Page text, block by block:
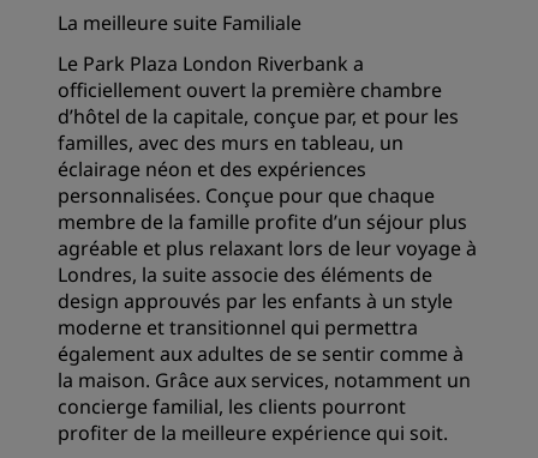
La meilleure suite Familiale
Le Park Plaza London Riverbank a
officiellement ouvert la première chambre
d’hôtel de la capitale, conçue par, et pour les
familles, avec des murs en tableau, un
éclairage néon et des expériences
personnalisées. Conçue pour que chaque
membre de la famille profite d’un séjour plus
agréable et plus relaxant lors de leur voyage à
Londres, la suite associe des éléments de
design approuvés par les enfants à un style
moderne et transitionnel qui permettra
également aux adultes de se sentir comme à
la maison. Grâce aux services, notamment un
concierge familial, les clients pourront
profiter de la meilleure expérience qui soit.